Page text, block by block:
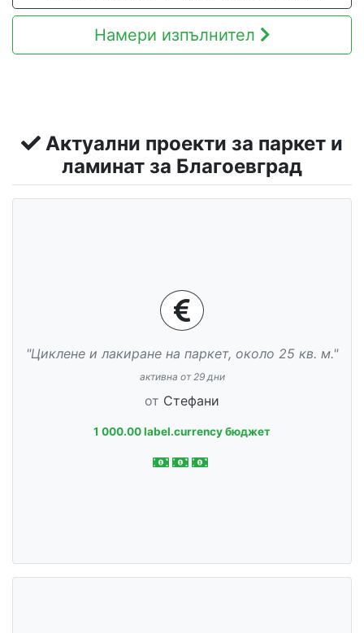
Намери изпълнител
Актуални проекти за паркет и
ламинат за Благоевград
"Циклене и лакиране на паркет, около 25 кв. м."
активна от 29 дни
от Стефани
1 000.00 label.currency бюджет